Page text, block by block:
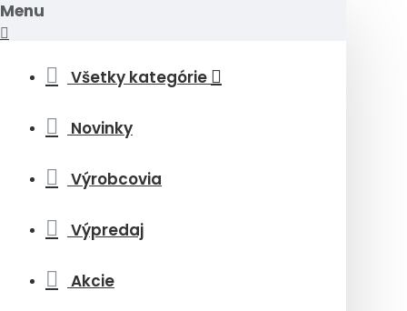
Menu
Všetky kategórie
Novinky
Výrobcovia
Výpredaj
Akcie